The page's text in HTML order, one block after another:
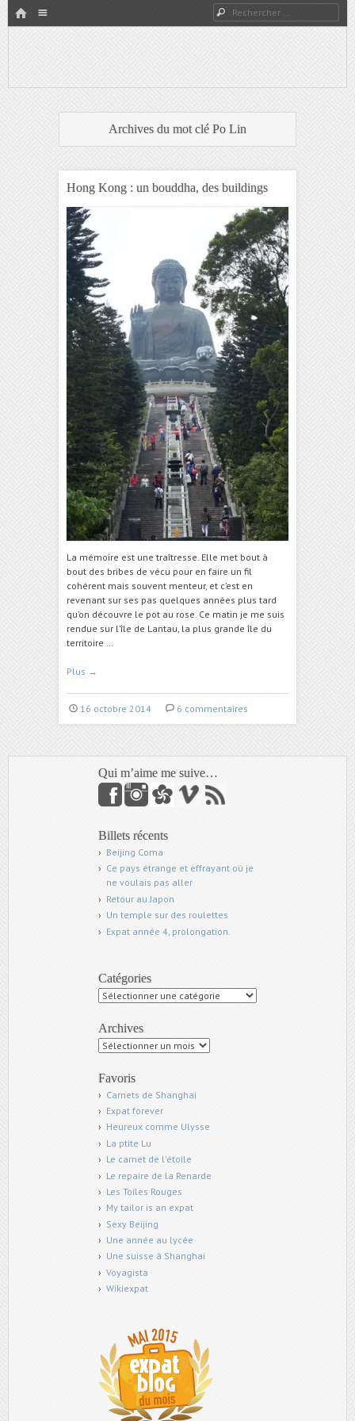
HOME Rechercher
Archives du mot clé Po Lin
Hong Kong : un bouddha, des buildings
La mémoire est une traîtresse. Elle met bout à
bout des bribes de vécu pour en faire un fil
cohérent mais souvent menteur, et c’est en
revenant sur ses pas quelques années plus tard
qu’on découvre le pot au rose. Ce matin je me suis
rendue sur l’île de Lantau, la plus grande île du
territoire …
Plus →
16 octobre 2014 6 commentaires
Qui m’aime me suive…
Billets récents
Beijing Coma
Ce pays étrange et effrayant où je
ne voulais pas aller
Retour au Japon
Un temple sur des roulettes
Expat année 4, prolongation.
Catégories
Catégories
Archives
Archives
Favoris
Carnets de Shanghai
Expat forever
Heureux comme Ulysse
La ptite Lu
Le carnet de l'étoile
Le repaire de la Renarde
Les Toiles Rouges
My tailor is an expat
Sexy Beijing
Une année au lycée
Une suisse à Shanghai
Voyagista
Wikiexpat